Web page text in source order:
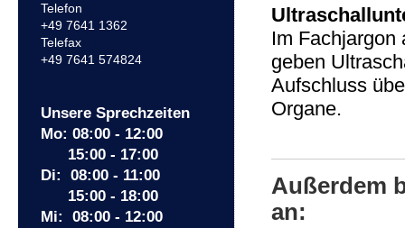
Im Fachjargon
geben
Aufschluss
Organe.
Außerdem
an:
Telefon
+49 7641 1362
Telefax
+49 7641 574824
Unsere Sprechzeiten
Mo: 08:00 - 12:00
15:00 - 17:00
Di: 08:00 - 11:00
15:00 - 18:00
Mi: 08:00 - 12:00